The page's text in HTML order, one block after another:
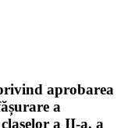
aprobarea
a
a II-a, a